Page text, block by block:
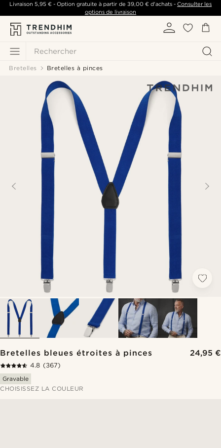
Rechercher
Livraison 5,95 €- Option gratuite à partir de 39,00 €d'achats -Consulter les
options de livraison
Bretelles Bretelles à pinces
Bretelles bleues étroites à pinces 24,95 €
4.8 (367)
Gravable
CHOISISSEZ LA COULEUR